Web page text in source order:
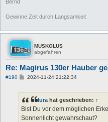
Bernd
Gewinne Zeit durch Langsamkeit
MUSKOLUS
abgefahren
Re: Magirus 130er Hauber
#190
B
r
a
g
2024-11-24 21:22:34
lura hat geschrieben: ↑
Bist Du vor dem möglichen
Sonnenlicht gewahrschaut?